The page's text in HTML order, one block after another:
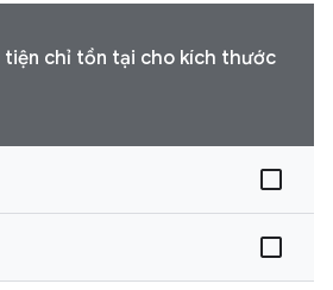
tiện chỉ tồn tại cho kích thước